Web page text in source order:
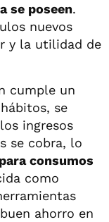
se poseen.
nuevos
y la utilidad de
cumple un
se
ingresos
se cobra, lo
consumos
como
ahorro en